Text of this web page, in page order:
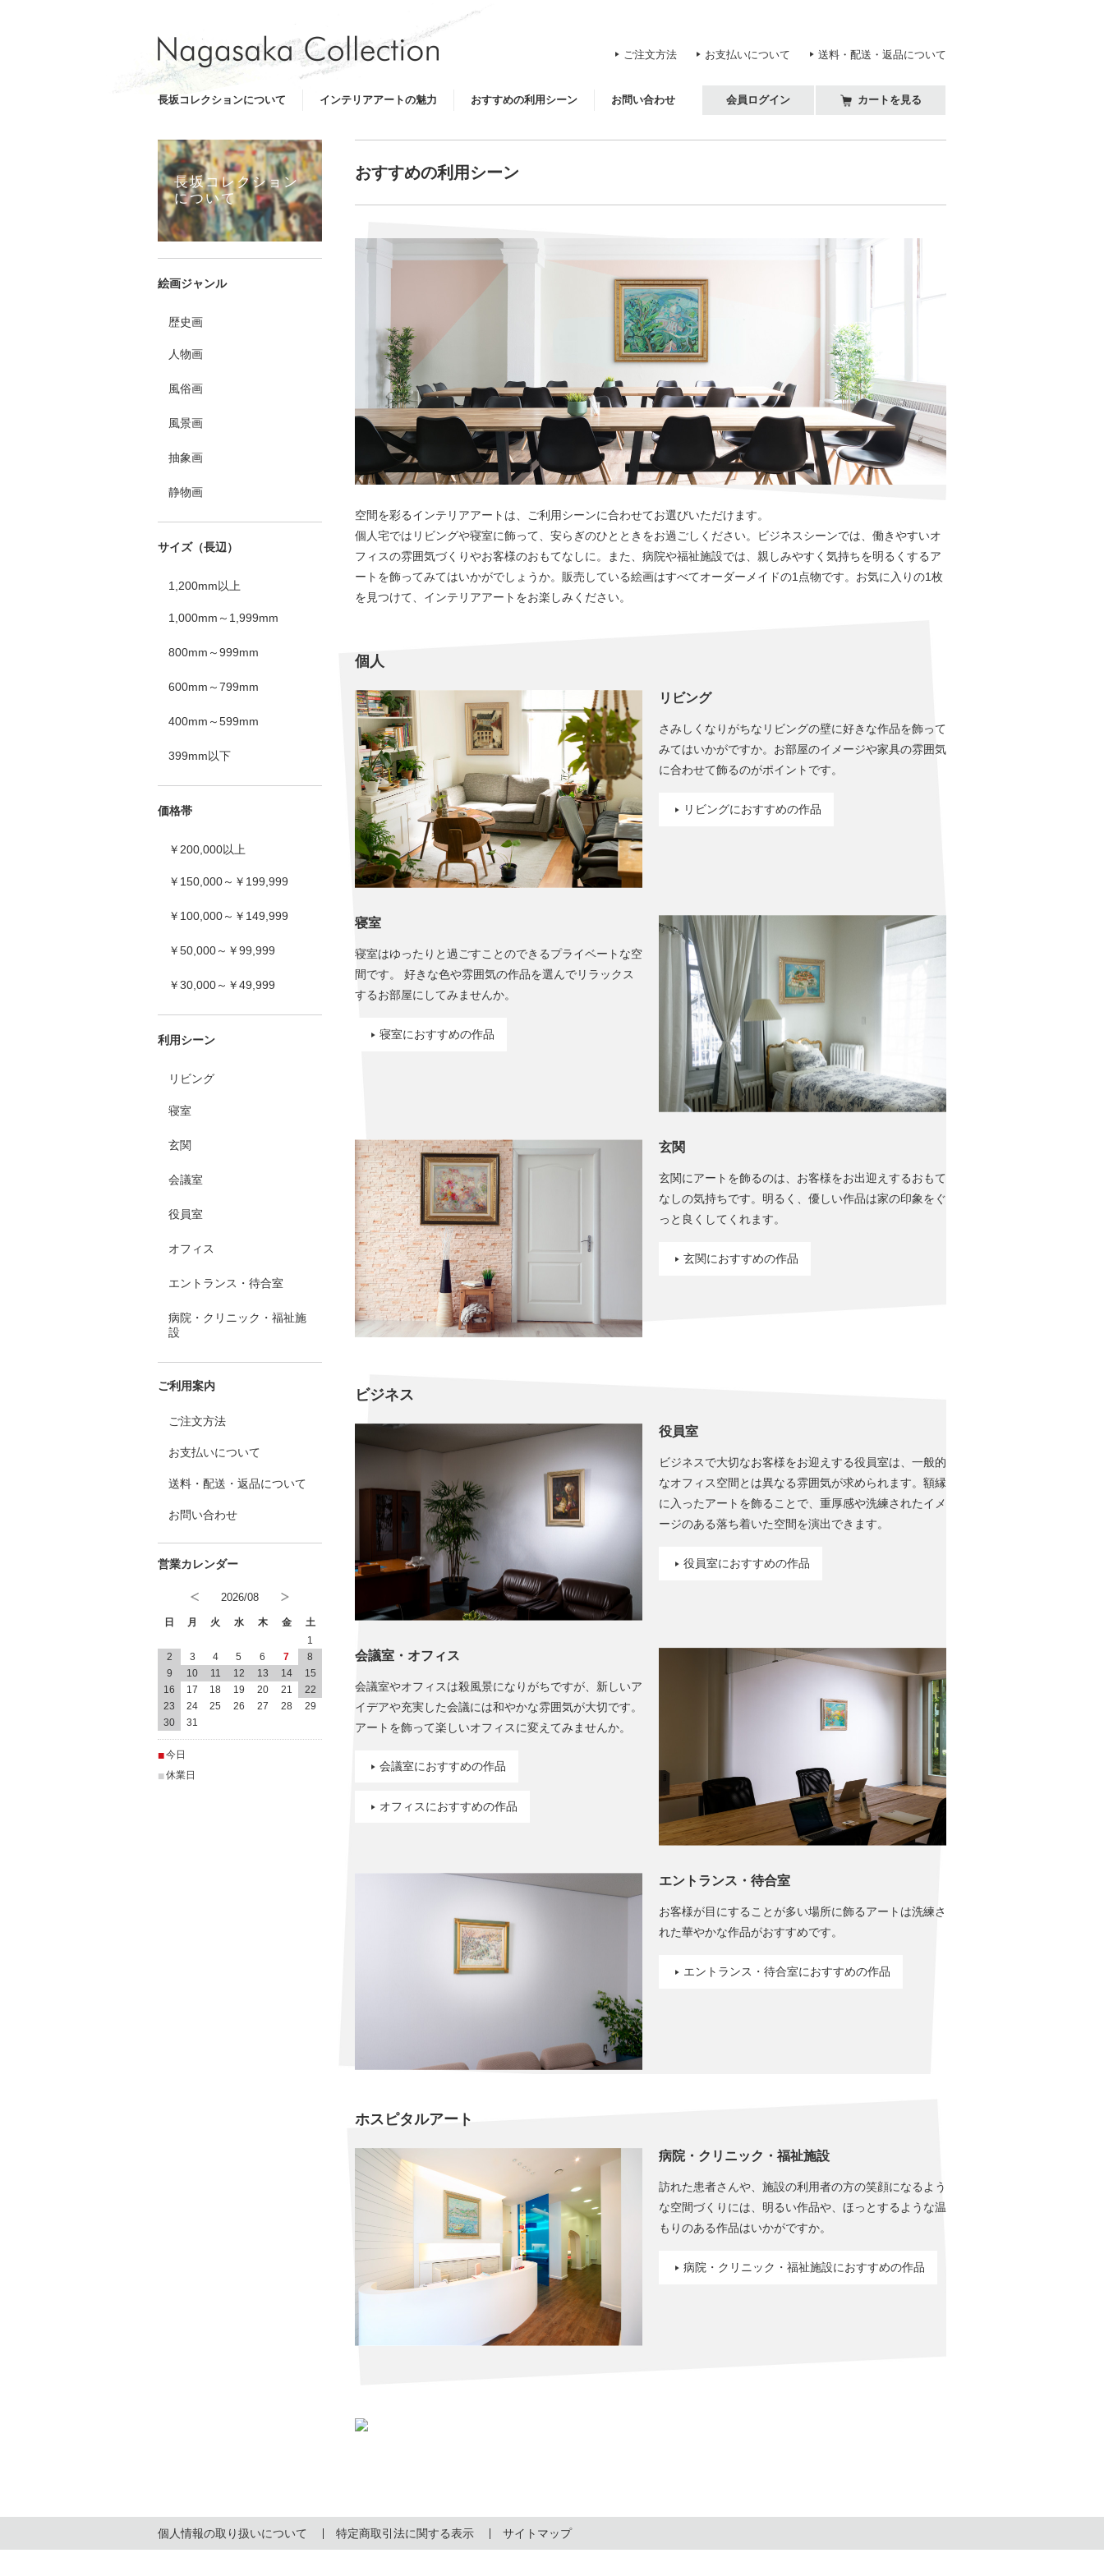
ご注文方法 お支払いについて 送料・配送・返品について
長坂コレクションについて インテリアアートの魅力 おすすめの利用シーン お問い合わせ 会員ログイン カートを見る
おすすめの利用シーン
空間を彩るインテリアアートは、ご利用シーンに合わせてお選びいただけます。
個人宅ではリビングや寝室に飾って、安らぎのひとときをお過ごしください。ビジネスシーンでは、働きやすいオ
フィスの雰囲気づくりやお客様のおもてなしに。また、病院や福祉施設では、親しみやすく気持ちを明るくするア
ートを飾ってみてはいかがでしょうか。販売している絵画はすべてオーダーメイドの1点物です。お気に入りの1枚
を見つけて、インテリアアートをお楽しみください。
個人
リビング
さみしくなりがちなリビングの壁に好きな作品を飾って
みてはいかがですか。お部屋のイメージや家具の雰囲気
に合わせて飾るのがポイントです。
リビングにおすすめの作品
寝室
寝室はゆったりと過ごすことのできるプライベートな空
間です。 好きな色や雰囲気の作品を選んでリラックス
するお部屋にしてみませんか。
寝室におすすめの作品
玄関
玄関にアートを飾るのは、お客様をお出迎えするおもて
なしの気持ちです。明るく、優しい作品は家の印象をぐ
っと良くしてくれます。
玄関におすすめの作品
ビジネス
役員室
ビジネスで大切なお客様をお迎えする役員室は、一般的
なオフィス空間とは異なる雰囲気が求められます。額縁
に入ったアートを飾ることで、重厚感や洗練されたイメ
ージのある落ち着いた空間を演出できます。
役員室におすすめの作品
会議室・オフィス
会議室やオフィスは殺風景になりがちですが、新しいア
イデアや充実した会議には和やかな雰囲気が大切です。
アートを飾って楽しいオフィスに変えてみませんか。
会議室におすすめの作品
オフィスにおすすめの作品
エントランス・待合室
お客様が目にすることが多い場所に飾るアートは洗練さ
れた華やかな作品がおすすめです。
エントランス・待合室におすすめの作品
ホスピタルアート
病院・クリニック・福祉施設
訪れた患者さんや、施設の利用者の方の笑顔になるよう
な空間づくりには、明るい作品や、ほっとするような温
もりのある作品はいかがですか。
病院・クリニック・福祉施設におすすめの作品
長坂コレクション
について
絵画ジャンル
歴史画
人物画
風俗画
風景画
抽象画
静物画
サイズ（長辺）
1,200mm以上
1,000mm～1,999mm
800mm～999mm
600mm～799mm
400mm～599mm
399mm以下
価格帯
￥200,000以上
￥150,000～￥199,999
￥100,000～￥149,999
￥50,000～￥99,999
￥30,000～￥49,999
利用シーン
リビング
寝室
玄関
会議室
役員室
オフィス
エントランス・待合室
病院・クリニック・福祉施
設
ご利用案内
ご注文方法
お支払いについて
送料・配送・返品について
お問い合わせ
2026/08
日 月 火 水 木 金
土
1
2
3 4 5 6 7
8
9
10 11 12 13 14
15
16
17 18 19 20 21
22
23
24 25 26 27 28
29
30
31
■今日
■休業日
個人情報の取り扱いについて 特定商取引法に関する表示 サイトマップ